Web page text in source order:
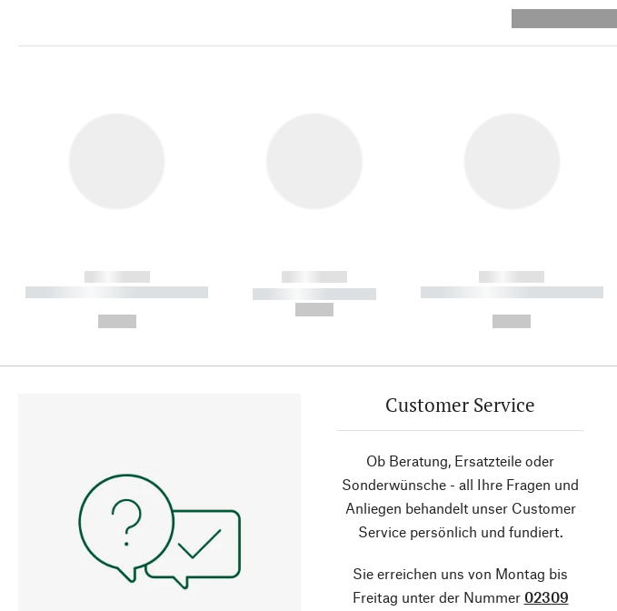
------------
----------- ----------- ----------
------------
----------- -----------
------------
----------- ----------- ----------
Customer Service
Ob Beratung, Ersatzteile oder
Sonderwünsche - all Ihre Fragen und
Anliegen behandelt unser Customer
Service persönlich und fundiert.
Sie erreichen uns von Montag bis
Freitag unter der Nummer 02309